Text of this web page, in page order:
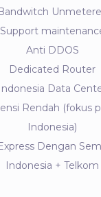
Support
Anti DDOS
Dedicated Router
Indonesia Data
Rendah (fokus
Indonesia)
Dengan
Indonesia + Telkom